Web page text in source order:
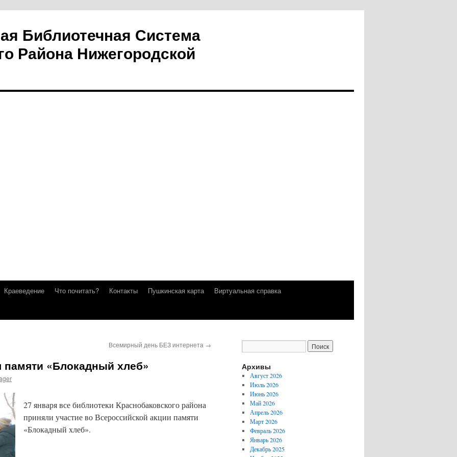
Библиотечная Система
Района Нижегородской
Краеведение Что почитать? Контакты Пушкинская карта
Виртуальная справка
Всемирный день БЕЗ интернета →
памяти «Блокадный хлеб»
27 января все библиотеки Краснобаковского района
приняли участие во Всероссийской акции памяти
«Блокадный хлеб».
Архивы
Август 2026
Июль 2026
Июнь 2026
Май 2026
Апрель 2026
Март 2026
Февраль 2026
Январь 2026
Декабрь 2025